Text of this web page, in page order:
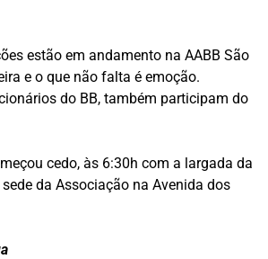
estão em andamento na AABB São
e o que não falta é emoção.
do BB, também participam do
cedo, às 6:30h com a largada da
da Associação na Avenida dos